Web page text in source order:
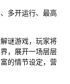
多开运行、最高
谜游戏，玩家将
，展开一场层层
的情节设定，营